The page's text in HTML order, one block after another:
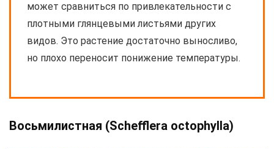
может сравниться по привлекательности с
плотными глянцевыми листьями других
видов. Это растение достаточно выносливо,
но плохо переносит понижение температуры.
Восьмилистная (Schefflera octophylla)